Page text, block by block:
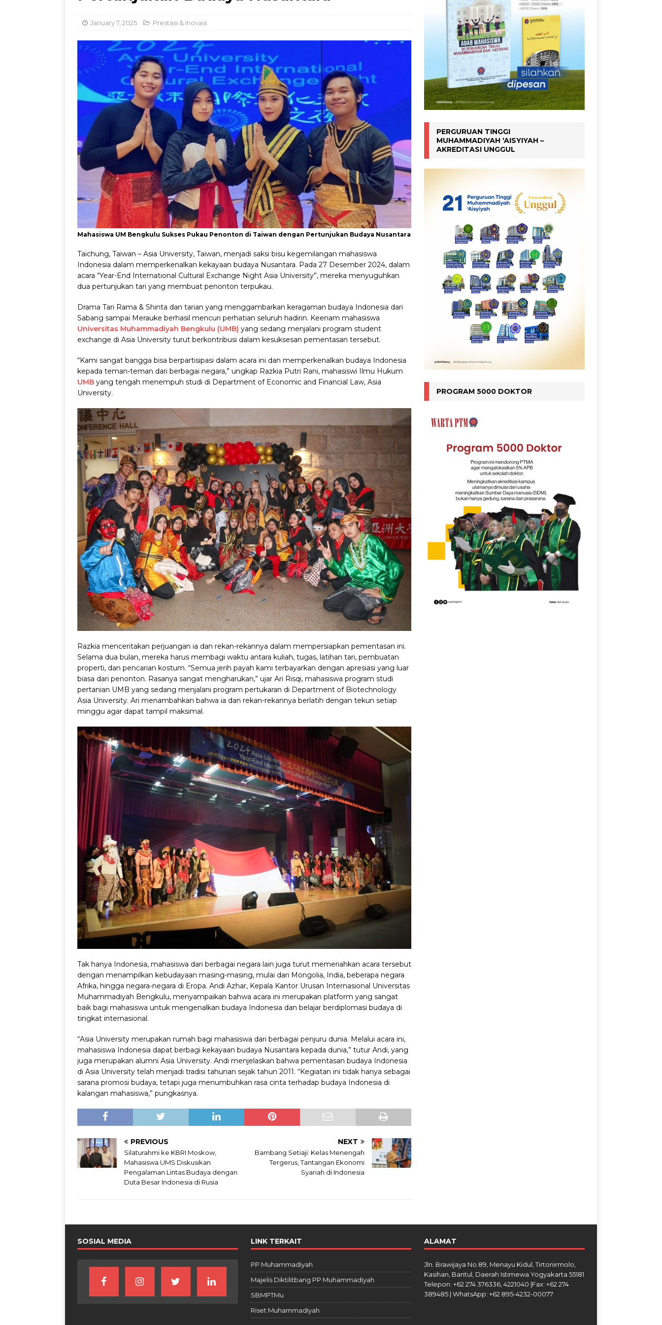
Dorong Inovasi Obat Inhalasi Berbasis Herbal
January 7, 2025 Prestasi & Inovasi
Mahasiswa UM Bengkulu Sukses Pukau Penonton di Taiwan dengan Pertunjukan Budaya Nusantara
Taichung, Taiwan – Asia University, Taiwan, menjadi saksi bisu kegemilangan mahasiswa
Indonesia dalam memperkenalkan kekayaan budaya Nusantara. Pada 27 Desember 2024, dalam
acara “Year-End International Cultural Exchange Night Asia University”, mereka menyuguhkan
dua pertunjukan tari yang membuat penonton terpukau.
Drama Tari Rama & Shinta dan tarian yang menggambarkan keragaman budaya Indonesia dari
Sabang sampai Merauke berhasil mencuri perhatian seluruh hadirin. Keenam mahasiswa
Universitas Muhammadiyah Bengkulu (UMB) yang sedang menjalani program student
exchange di Asia University turut berkontribusi dalam kesuksesan pementasan tersebut.
“Kami sangat bangga bisa berpartisipasi dalam acara ini dan memperkenalkan budaya Indonesia
kepada teman-teman dari berbagai negara,” ungkap Razkia Putri Rani, mahasiswi Ilmu Hukum
UMB yang tengah menempuh studi di Department of Economic and Financial Law, Asia
University.
Razkia menceritakan perjuangan ia dan rekan-rekannya dalam mempersiapkan pementasan ini.
Selama dua bulan, mereka harus membagi waktu antara kuliah, tugas, latihan tari, pembuatan
properti, dan pencarian kostum. “Semua jerih payah kami terbayarkan dengan apresiasi yang luar
biasa dari penonton. Rasanya sangat mengharukan,” ujar Ari Risqi, mahasiswa program studi
pertanian UMB yang sedang menjalani program pertukaran di Department of Biotechnology
Asia University. Ari menambahkan bahwa ia dan rekan-rekannya berlatih dengan tekun setiap
minggu agar dapat tampil maksimal.
Tak hanya Indonesia, mahasiswa dari berbagai negara lain juga turut memeriahkan acara tersebut
dengan menampilkan kebudayaan masing-masing, mulai dari Mongolia, India, beberapa negara
Afrika, hingga negara-negara di Eropa. Andi Azhar, Kepala Kantor Urusan Internasional Universitas
Muhammadiyah Bengkulu, menyampaikan bahwa acara ini merupakan platform yang sangat
baik bagi mahasiswa untuk mengenalkan budaya Indonesia dan belajar berdiplomasi budaya di
tingkat internasional.
“Asia University merupakan rumah bagi mahasiswa dari berbagai penjuru dunia. Melalui acara ini,
mahasiswa Indonesia dapat berbagi kekayaan budaya Nusantara kepada dunia,” tutur Andi, yang
juga merupakan alumni Asia University. Andi menjelaskan bahwa pementasan budaya Indonesia
di Asia University telah menjadi tradisi tahunan sejak tahun 2011. “Kegiatan ini tidak hanya sebagai
sarana promosi budaya, tetapi juga menumbuhkan rasa cinta terhadap budaya Indonesia di
kalangan mahasiswa,” pungkasnya.
PREVIOUS
Silaturahmi ke KBRI Moskow,
Mahasiswa UMS Diskusikan
Pengalaman Lintas Budaya dengan
Duta Besar Indonesia di Rusia
NEXT
Bambang Setiaji: Kelas Menengah
Tergerus, Tantangan Ekonomi
Syariah di Indonesia
PERGURUAN TINGGI
MUHAMMADIYAH ‘AISYIYAH –
AKREDITASI UNGGUL
PROGRAM 5000 DOKTOR
SOSIAL MEDIA LINK TERKAIT
PP Muhammadiyah
Majelis Diktilitbang PP Muhammadiyah
SBMPTMu
Riset Muhammadiyah
ALAMAT
Jln. Brawijaya No.89, Menayu Kidul, Tirtonirmolo,
Kasihan, Bantul, Daerah Istimewa Yogyakarta 55181
Telepon: +62 274 376336, 4221040 |Fax: +62 274
389485 | WhatsApp: +62 895-4232-00077